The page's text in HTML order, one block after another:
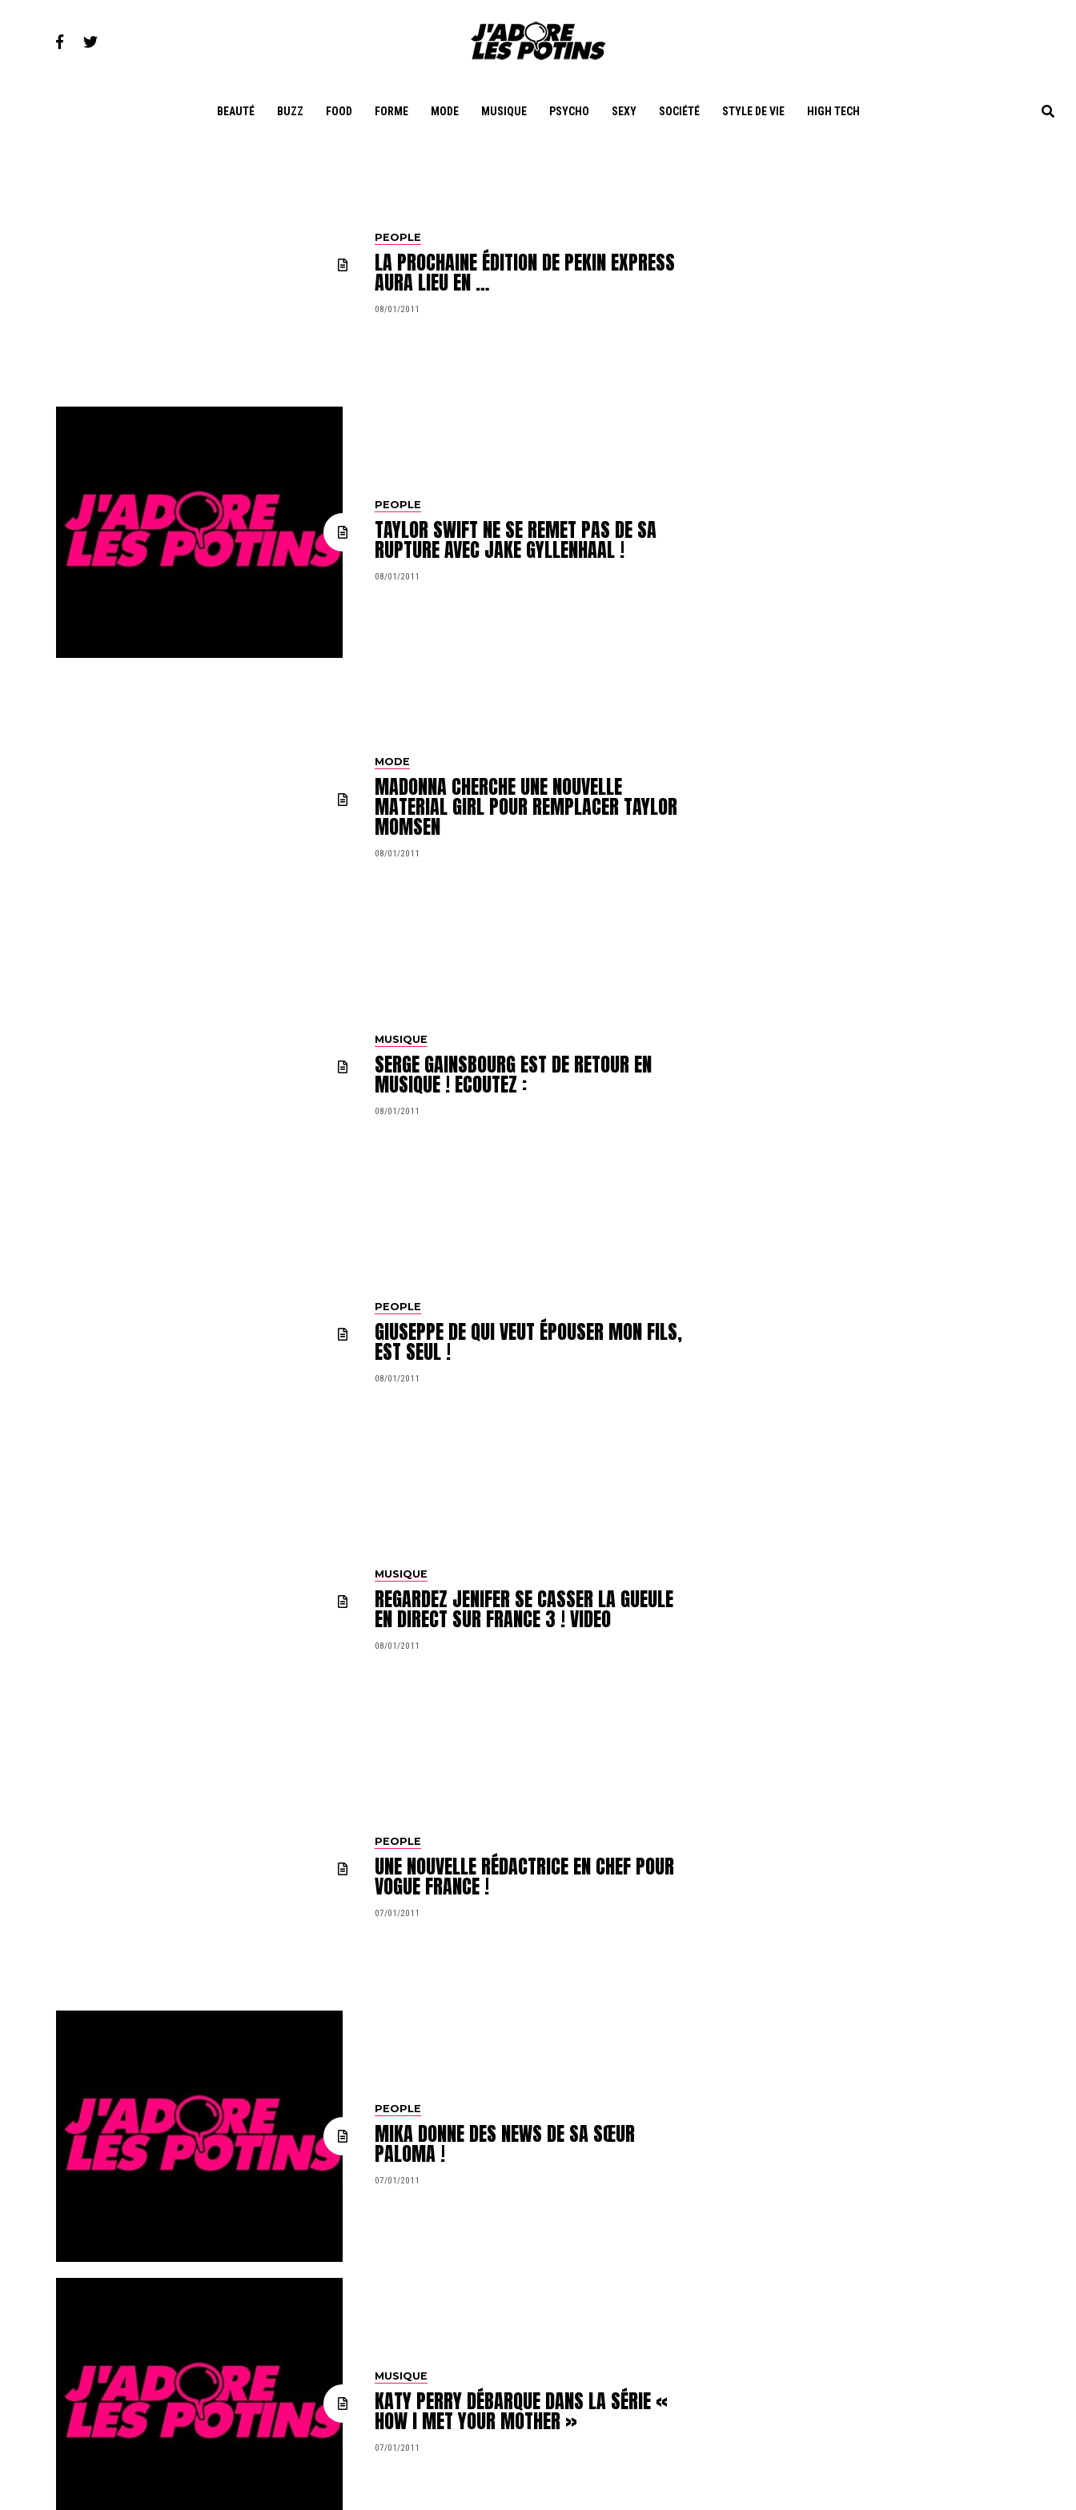
BEAUTÉ BUZZ FOOD FORME MODE MUSIQUE PSYCHO SEXY SOCIÉTÉ STYLE DE VIE HIGH TECH
PEOPLE
LA PROCHAINE ÉDITION DE PEKIN EXPRESS
AURA LIEU EN …
08/01/2011
PEOPLE
TAYLOR SWIFT NE SE REMET PAS DE SA
RUPTURE AVEC JAKE GYLLENHAAL !
08/01/2011
MODE
MADONNA CHERCHE UNE NOUVELLE
MATERIAL GIRL POUR REMPLACER TAYLOR
MOMSEN
08/01/2011
MUSIQUE
SERGE GAINSBOURG EST DE RETOUR EN
MUSIQUE ! ECOUTEZ :
08/01/2011
PEOPLE
GIUSEPPE DE QUI VEUT ÉPOUSER MON FILS,
EST SEUL !
08/01/2011
MUSIQUE
REGARDEZ JENIFER SE CASSER LA GUEULE
EN DIRECT SUR FRANCE 3 ! VIDEO
08/01/2011
PEOPLE
UNE NOUVELLE RÉDACTRICE EN CHEF POUR
VOGUE FRANCE !
07/01/2011
PEOPLE
MIKA DONNE DES NEWS DE SA SŒUR
PALOMA !
07/01/2011
MUSIQUE
KATY PERRY DÉBARQUE DANS LA SÉRIE «
HOW I MET YOUR MOTHER »
07/01/2011